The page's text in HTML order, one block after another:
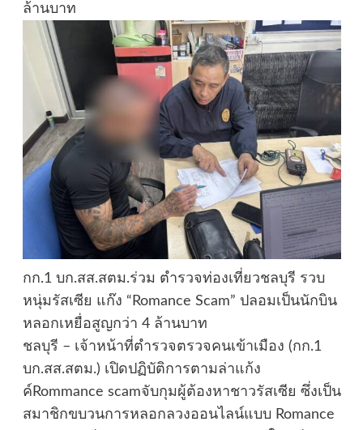
ล้านบาท
กก.1 บก.สส.สตม.ร่วม ตำรวจท่องเที่ยวชลบุรี รวบ
หนุ่มรัสเซีย แก๊ง “Romance Scam” ปลอมเป็นนักบิน
หลอกเหยื่อสูญกว่า 4 ล้านบาท
ชลบุรี – เจ้าหน้าที่ตำรวจตรวจคนเข้าเมือง (กก.1
บก.สส.สตม.) เปิดปฏิบัติการตามล่าแก้ง
ค์Rommance scamจับกุมผู้ต้องหาชาวรัสเซีย ซึ่งเป็น
สมาชิกขบวนการหลอกลวงออนไลน์แบบ Romance